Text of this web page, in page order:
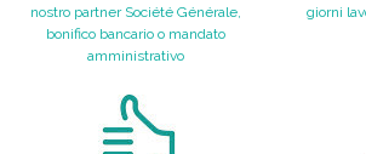
nostro partner Société Générale,
bonifico bancario o mandato
amministrativo
giorni